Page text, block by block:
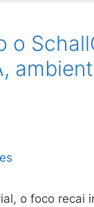
o
o foco recai